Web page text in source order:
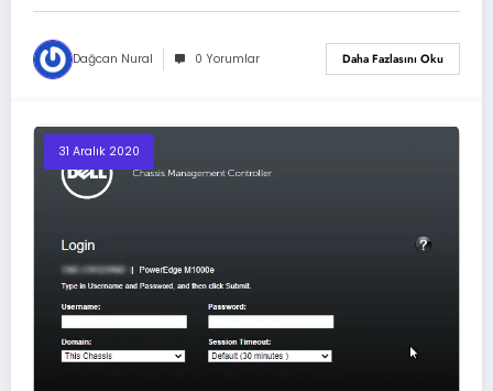
Dağcan Nural 0 Yorumlar Daha Fazlasını Oku
31 Aralık 2020